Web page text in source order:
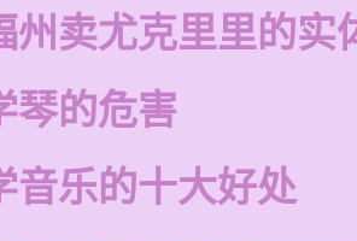
州卖尤克里里的实
琴的危害
音乐的十大好处